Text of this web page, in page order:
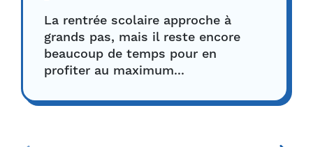
La rentrée scolaire approche à
grands pas, mais il reste encore
beaucoup de temps pour en
profiter au maximum...